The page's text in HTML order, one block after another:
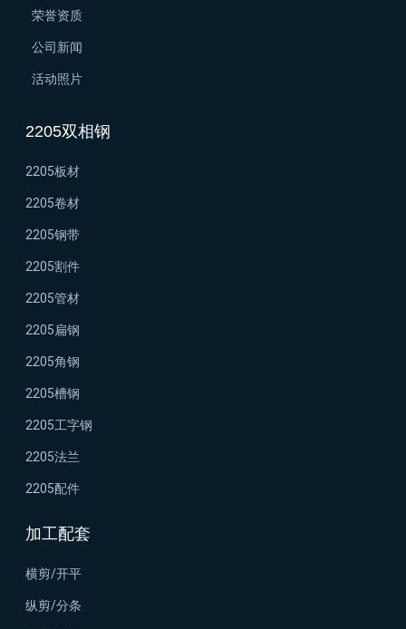
荣誉资质
公司新闻
活动照片
2205双相钢
2205板材
2205卷材
2205钢带
2205割件
2205管材
2205扁钢
2205角钢
2205槽钢
2205工字钢
2205法兰
2205配件
加工配套
横剪/开平
纵剪/分条